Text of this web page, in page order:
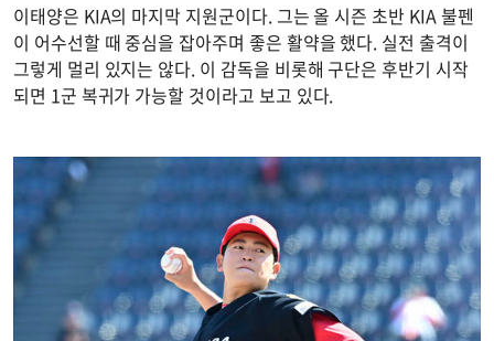
이태양은 KIA의 마지막 지원군이다. 그는 올 시즌 초반 KIA 불펜
이 어수선할 때 중심을 잡아주며 좋은 활약을 했다. 실전 출격이
그렇게 멀리 있지는 않다. 이 감독을 비롯해 구단은 후반기 시작
되면 1군 복귀가 가능할 것이라고 보고 있다.